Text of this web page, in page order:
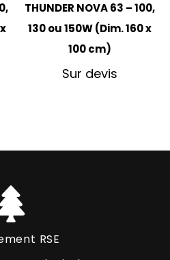
THUNDER NOVA 63 – 100,
130 ou 150W (Dim. 160 x
100 cm)
Sur devis
RSE